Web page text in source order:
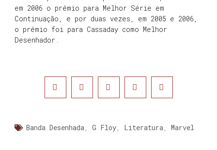
em 2006 o prémio para Melhor Série em
Continuação, e por duas vezes, em 2005 e 2006,
o prémio foi para Cassaday como Melhor
Desenhador.
Banda Desenhada, G Floy, Literatura, Marvel